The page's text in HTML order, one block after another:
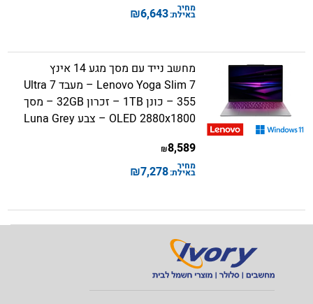
מחיר
באילת:6,643
₪
מחשב נייד עם מסך מגע 14 אינץ
Lenovo Yoga Slim 7 – מעבד Ultra 7
355 – כונן 1TB – זכרון 32GB – מסך
OLED 2880x1800 – צבע Luna Grey
8,589
₪
מחיר
באילת:7,278
₪